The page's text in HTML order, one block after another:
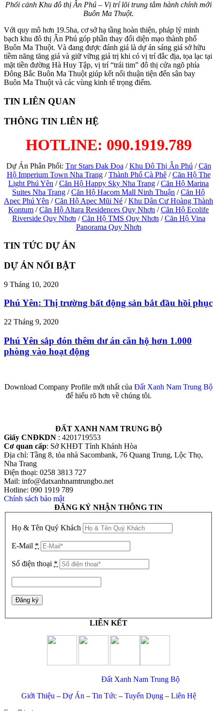
Phối cảnh Khu đô thị Ân Phú – Vị trí lõi trung tâm hành chính mới
Buôn Ma Thuột.
Với quy mô hơn 19.5ha, cơ sở hạ tầng hoàn thiện, pháp lý minh
bạch khu đô thị Ân Phú góp phần thay đổi diện mạo thành phố
Buôn Ma Thuột. Và đang được đánh giá là dự án sáng giá sở hữu
tiềm năng tăng giá và giữ vững giá trị khi có vị trí đắc địa, tọa lạc tại
mặt tiền đường Hà Huy Tập, vị trí “trái tim” đô thị cửa ngõ phía
Đông Bắc Buôn Ma Thuột giúp kết nối thuận tiện đến sân bay
Buôn Ma Thuột và các vùng kinh tế trọng điểm.
TIN LIÊN QUAN
THÔNG TIN LIÊN HỆ
HOTLINE: 090.1919.789
Dự Án Phân Phối: Tnr Stars Đak Đoa /Khu Đô Thị Ân Phú /Căn
Hộ Imperium Town Nha Trang/Thành Phố Cà Phê/Căn Hộ The
Light Phú Yên /Căn Hộ Happy Sky Nha Trang /Căn Hộ Marina
Suites Nha Trang /Căn Hộ Hacom Mall Ninh Thuận /Căn Hộ
Apec Phú Yên /Căn Hộ Apec Mũi Né /Khu Dân Cư Hoàng Thành
Kontum /Căn Hộ Altara Residences Quy Nhơn /Căn Hộ Ecolife
Riverside Quy Nhơn /Căn Hộ TMS Quy Nhơn /Căn Hộ Vina
Panorama Quy Nhơn
TIN TỨC DỰ ÁN
DỰ ÁN NỔI BẬT
9 Tháng 10, 2020
Phú Yên: Thị trường bất động sản bắt đầu hồi phục
22 Tháng 9, 2020
Phú Yên sắp đón thêm dư án căn hộ hơn 1.000
phòng vào hoạt động
Download Company Profile mới nhất của Đất Xanh Nam Trung Bộ
để hiểu rõ hơn về chúng tôi.
ĐẤT XANH NAM TRUNG BỘ
Giấy CNĐKDN : 4201719553
Cơ quan cấp: Sở KHĐT Tỉnh Khánh Hòa
Địa chỉ: Tầng 8, tòa nhà Sacombank, 76 Quang Trung, Lộc Thọ,
Nha Trang
Điện thoại: 0258 3813 727
Mail: info@datxanhnamtrungbo.net
Hotline: 090 1919 789
Chính sách bảo mật
ĐĂNG KÝ NHẬN THÔNG TIN
Họ & Tên Quý Khách
E-Mail *
Số điện thoại *
LIÊN KẾT
Đất Xanh Nam Trung Bộ
Giới Thiệu – Dự Án – Tin Tức– Tuyển Dụng– Liên Hệ